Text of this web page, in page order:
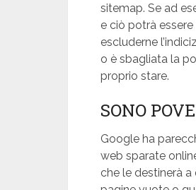
sitemap. Se ad
e ciò potrà
escluderne
o è sbagliata la
proprio stare.
SONO
Google ha
web sparate
che le destinerà